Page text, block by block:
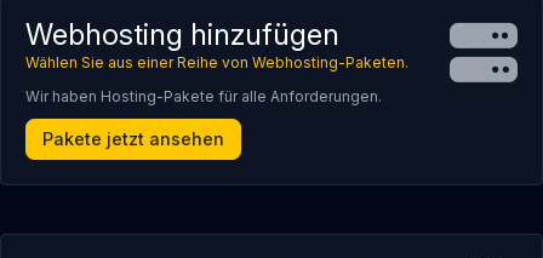
Webhosting hinzufügen
Wählen Sie aus einer Reihe von Webhosting-Paketen.
Wir haben Hosting-Pakete für alle Anforderungen.
Pakete jetzt ansehen